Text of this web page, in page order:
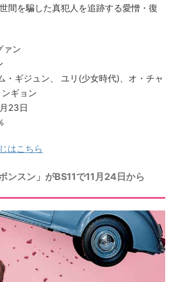
間を騙した真犯人を追跡する愛憎・復
ァン
・ギジュン、 ユリ(少女時代)、オ・チャ
ギョン
23日
はこちら
ンスン」がBS11で11月24日から